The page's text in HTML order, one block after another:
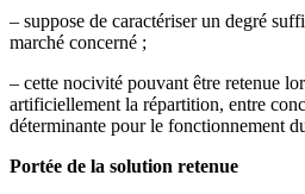
– suppose de caractériser un degré
marché concerné ;
– cette nocivité pouvant être retenue
artificiellement la répartition, entre
déterminante pour le fonctionnement
Portée de la solution retenue